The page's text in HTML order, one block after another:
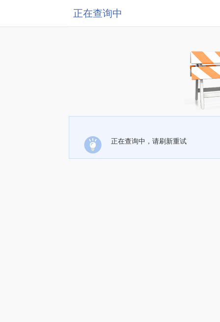
正在查询中
正在查询中，请刷新重试